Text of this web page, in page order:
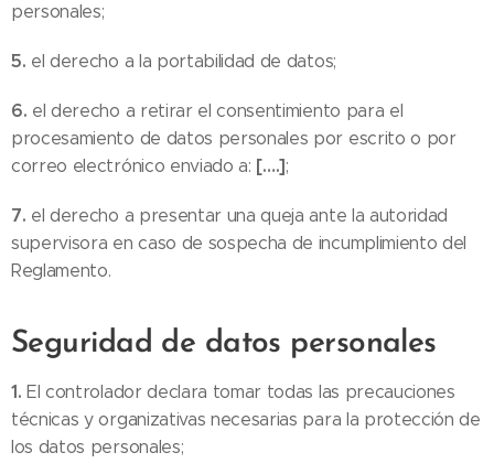
personales;
5. el derecho a la portabilidad de datos;
6. el derecho a retirar el consentimiento para el
procesamiento de datos personales por escrito o por
correo electrónico enviado a: [….];
7. el derecho a presentar una queja ante la autoridad
supervisora en caso de sospecha de incumplimiento del
Reglamento.
Seguridad de datos personales
1. El controlador declara tomar todas las precauciones
técnicas y organizativas necesarias para la protección de
los datos personales;